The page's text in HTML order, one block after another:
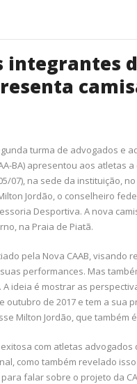
integrantes
turma de advogados e
BA) apresentou aos atletas
07), na sede da instituição,
Jordão, o conselheiro
Desportiva. A nova
na Praia de Piatã.
pela Nova CAAB,
performances. Mas
ideia é mostrar as
de 2017 e tem a sua
Milton Jordão, que também
com atletas
como também revelado
falar sobre o projeto da